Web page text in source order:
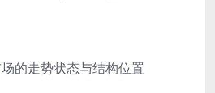
的走势状态与结构位置